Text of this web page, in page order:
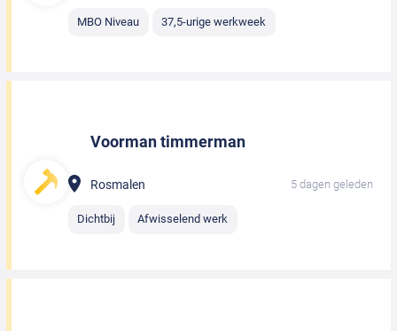
MBO Niveau 37,5-urige werkweek
Voorman timmerman
Rosmalen 5 dagen geleden
Dichtbij Afwisselend werk